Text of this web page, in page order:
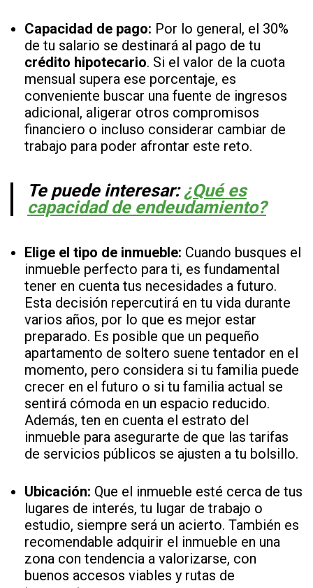
Capacidad de pago: Por lo general, el 30%
de tu salario se destinará al pago de tu
crédito hipotecario. Si el valor de la cuota
mensual supera ese porcentaje, es
conveniente buscar una fuente de ingresos
adicional, aligerar otros compromisos
financiero o incluso considerar cambiar de
trabajo para poder afrontar este reto.
Te puede interesar:¿Qué es
capacidad de endeudamiento?
Elige el tipo de inmueble: Cuando busques el
inmueble perfecto para ti, es fundamental
tener en cuenta tus necesidades a futuro.
Esta decisión repercutirá en tu vida durante
varios años, por lo que es mejor estar
preparado. Es posible que un pequeño
apartamento de soltero suene tentador en el
momento, pero considera si tu familia puede
crecer en el futuro o si tu familia actual se
sentirá cómoda en un espacio reducido.
Además, ten en cuenta el estrato del
inmueble para asegurarte de que las tarifas
de servicios públicos se ajusten a tu bolsillo.
Ubicación: Que el inmueble esté cerca de tus
lugares de interés, tu lugar de trabajo o
estudio, siempre será un acierto. También es
recomendable adquirir el inmueble en una
zona con tendencia a valorizarse, con
buenos accesos viables y rutas de